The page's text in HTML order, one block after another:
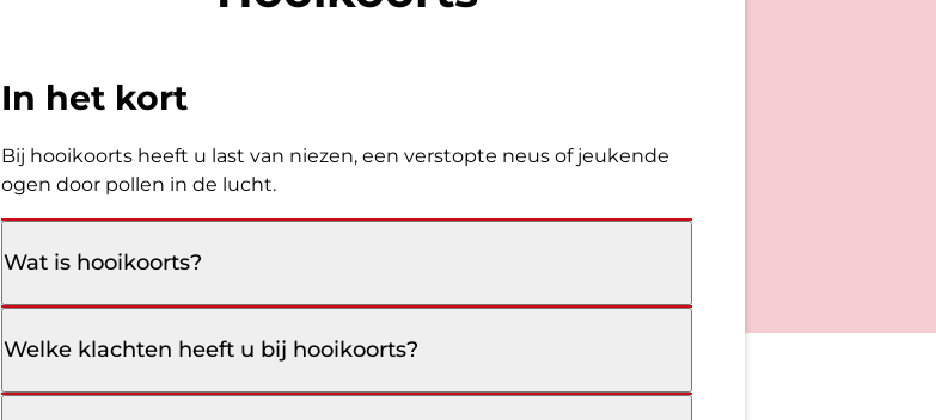
In het kort
Bij hooikoorts heeft u last van niezen, een verstopte neus of jeukende
ogen door pollen in de lucht.
Wat is hooikoorts?
Welke klachten heeft u bij hooikoorts?